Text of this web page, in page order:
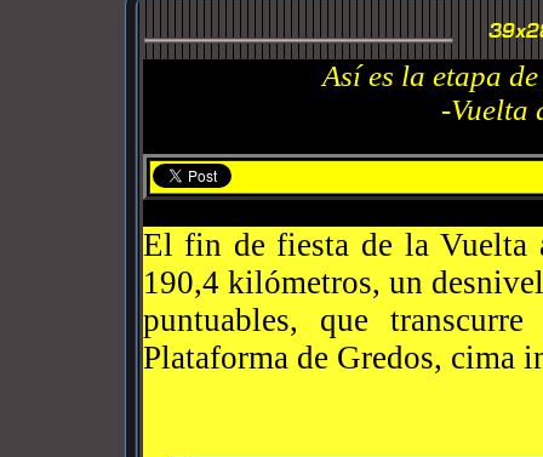
Así es la etapa
-Vuelta
El fin de fiesta de la Vuelta
190,4 kilómetros, un
puntuables, que
Plataforma de Gredos, cima